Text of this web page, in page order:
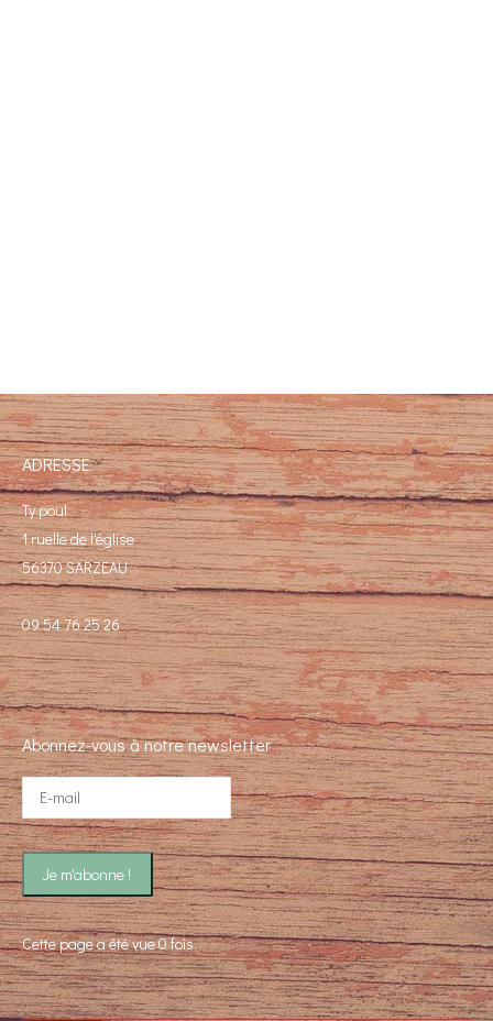
ADRESSE
Ty poul
1 ruelle de l'église
56370 SARZEAU
09 54 76 25 26
Abonnez-vous à notre newsletter
Cette page a été vue 0 fois.